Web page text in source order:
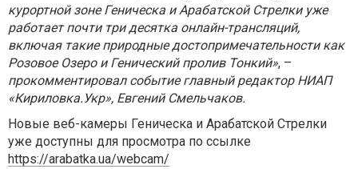
курортной зоне Геническа и Арабатской Стрелки уже
работает почти три десятка онлайн-трансляций,
включая такие природные достопримечательности как
Розовое Озеро и Генический пролив Тонкий», –
прокомментировал событие главный редактор НИАП
«Кириловка.Укр», Евгений Смельчаков.
Новые веб-камеры Геническа и Арабатской Стрелки
уже доступны для просмотра по ссылке
https://arabatka.ua/webcam/